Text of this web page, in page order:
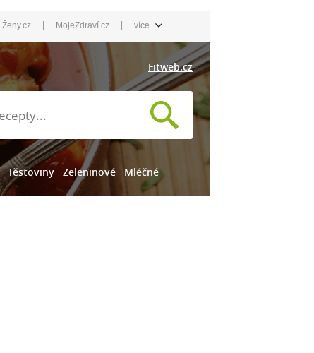
Ženy.cz | MojeZdraví.cz | více
Fitweb.cz
Těstoviny Zeleninové Mléčné